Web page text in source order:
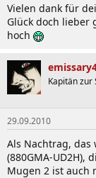
Vielen dank für
Glück doch lieber
hoch
Kapitän zur
29.09.2010
Als Nachtrag, das
(880GMA-UD2H),
Mugen 2 ist auch